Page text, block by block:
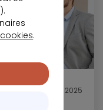
10 février 2025
.